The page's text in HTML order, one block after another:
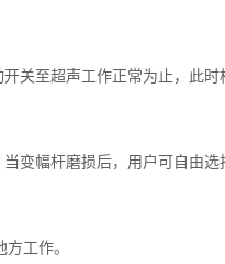
关至超声工作正常为止，此时
幅杆磨损后，用户可自由选
工作。